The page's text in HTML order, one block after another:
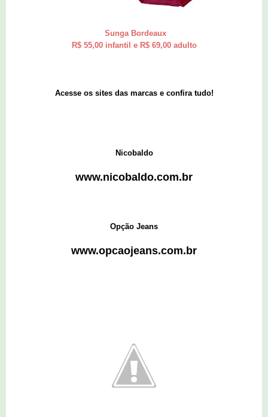
Sunga Bordeaux
R$ 55,00 infantil e R$ 69,00 adulto
Acesse os sites das marcas e confira tudo!
Nicobaldo
www.nicobaldo.com.br
Opção Jeans
www.opcaojeans.com.br